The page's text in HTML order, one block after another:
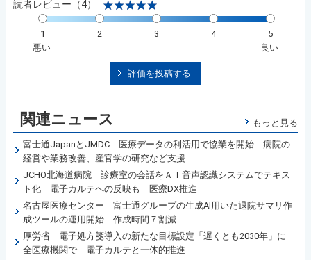
読者レビュー（4）
1 2 3 4
5
悪い
良い
評価を投稿する
関連ニュース もっと見る
富士通JapanとJMDC 医療データの利活用で協業を開始 病院の
経営や業務改善、産官学の研究など支援
JCHO北海道病院 診療室の会話をＡＩ音声認識システムでテキス
ト化 電子カルテへの反映も 医療DX推進
名古屋医療センター 富士通グループの生成AI用いた退院サマリ作
成ツールの運用開始 作成時間７割減
厚労省 電子処方箋導入の新たな目標設定「遅くとも2030年」に
全医療機関で 電子カルテと一体的推進